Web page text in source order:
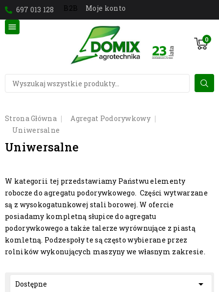
697 013 128 B2B Moje konto
0

Strona Główna
Agregat Podorywkowy
Uniwersalne
Uniwersalne
W kategorii tej przedstawiamy Państwu elementy
robocze do agregatu podorywkowego. Części wytwarzane
są z wysokogatunkowej stali borowej. W ofercie
posiadamy kompletną słupice do agregatu
podorywkowego a także talerze wyrównujące z piastą
komletną. Podzespoły te są często wybierane przez
rolników wykonujących maszyny we własnym zakresie.
Dostępne 